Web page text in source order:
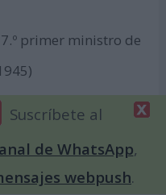
primer ministro de
Suscríbete al
de WhatsApp,
webpush.